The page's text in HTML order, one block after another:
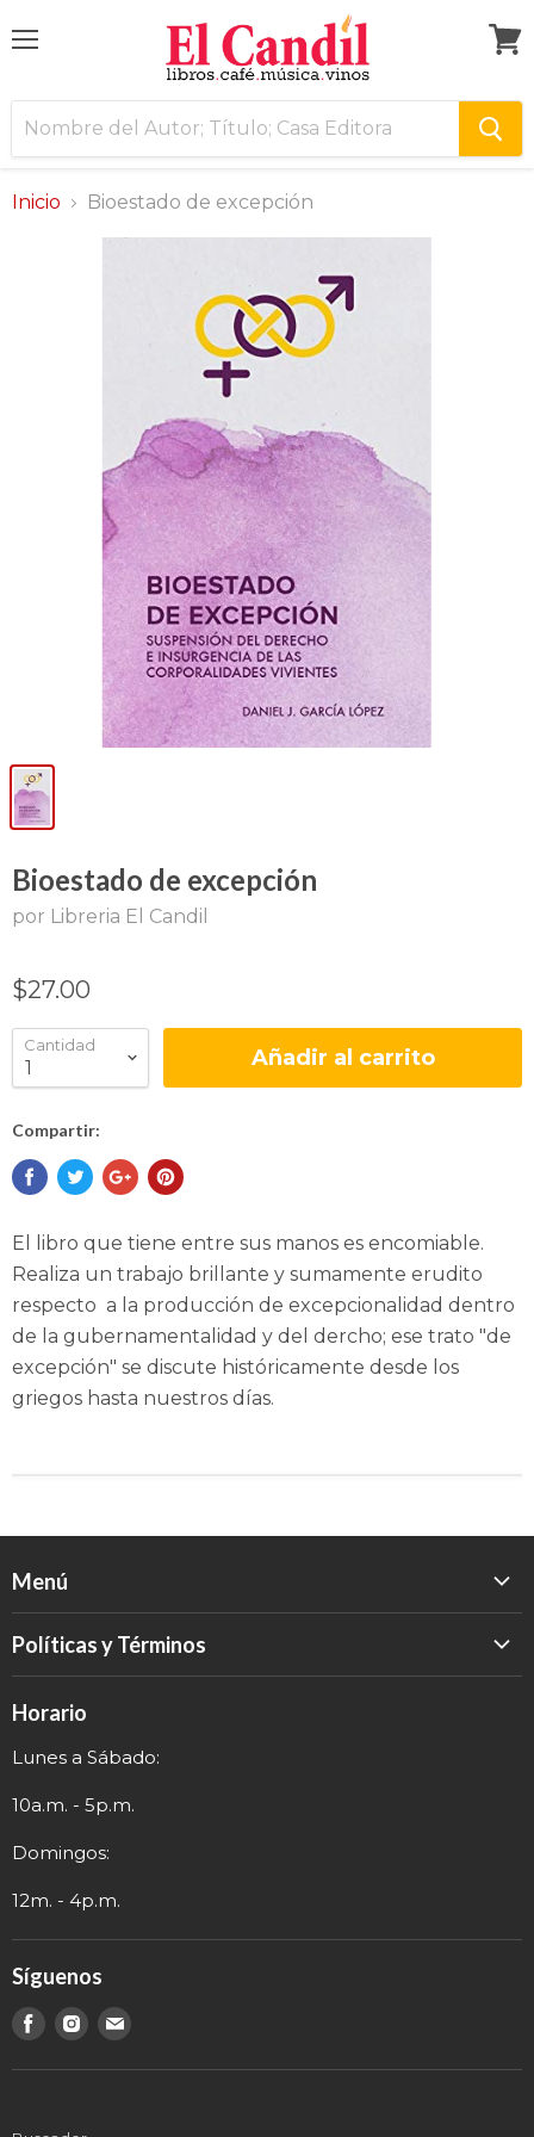
Inicio Bioestado de excepción
Bioestado de excepción
por Libreria El Candil
$27.00
Cantidad Añadir al carrito
Compartir:
El libro que tiene entre sus manos es encomiable.
Realiza un trabajo brillante y sumamente erudito
respecto a la producción de excepcionalidad dentro
de la gubernamentalidad y del dercho; ese trato "de
excepción" se discute históricamente desde los
griegos hasta nuestros días.
Menú
Eventos
Políticas y Términos
Política de Privacidad
Términos y Envío
Información de Contacto
Horario
Lunes a Sábado:
10a.m. - 5p.m.
Domingos:
12m. - 4p.m.
Síguenos
Encuéntranos
Encuéntranos
Encuéntranos